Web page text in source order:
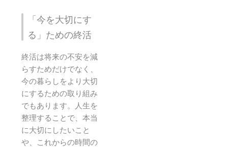
「今を大切にす
る」ための終活
終活は将来の不安を減
らすためだけでなく、
今の暮らしをより大切
にするための取り組み
でもあります。人生を
整理することで、本当
に大切にしたいこと
や、これからの時間の